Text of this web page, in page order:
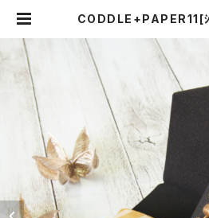
CODDLE+PAPER11[